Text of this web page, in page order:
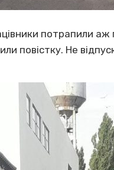
потрапили аж
повістку. Не